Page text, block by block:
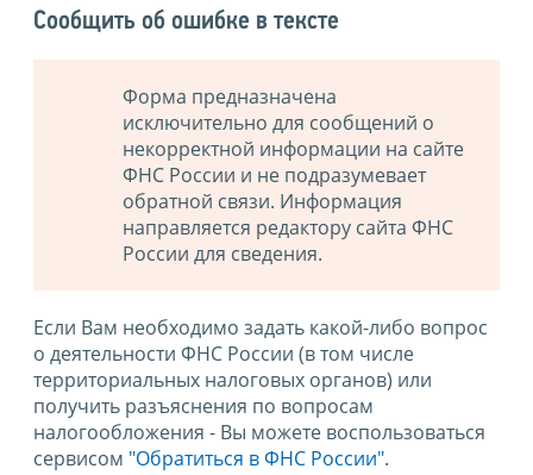
Сообщить об ошибке в тексте
Форма предназначена
исключительно для сообщений о
некорректной информации на сайте
ФНС России и не подразумевает
обратной связи. Информация
направляется редактору сайта ФНС
России для сведения.
Если Вам необходимо задать какой-либо вопрос
о деятельности ФНС России (в том числе
территориальных налоговых органов) или
получить разъяснения по вопросам
налогообложения - Вы можете воспользоваться
сервисом "Обратиться в ФНС России".